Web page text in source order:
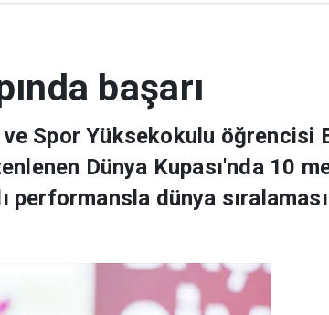
başarı
Spor Yüksekokulu öğrencisi
Dünya Kupası'nda 10
dünya